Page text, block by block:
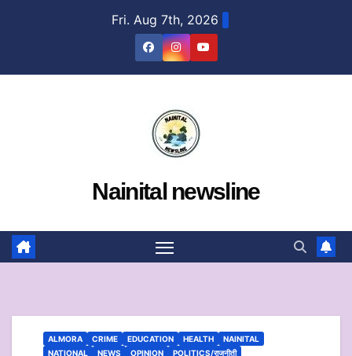
Fri. Aug 7th, 2026
Nainital newsline
ALMORA CRIME EDUCATION HEALTH
NAINITAL
NATIONAL
NEWS OPINION
POLITICS/राजनीती